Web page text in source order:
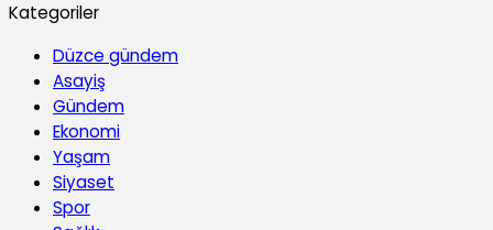
Kategoriler
Düzce gündem
Asayiş
Gündem
Ekonomi
Yaşam
Siyaset
Spor